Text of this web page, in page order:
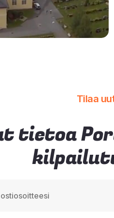
Tilaa
tietoa